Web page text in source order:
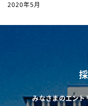
2020年5月
みなさまのエン